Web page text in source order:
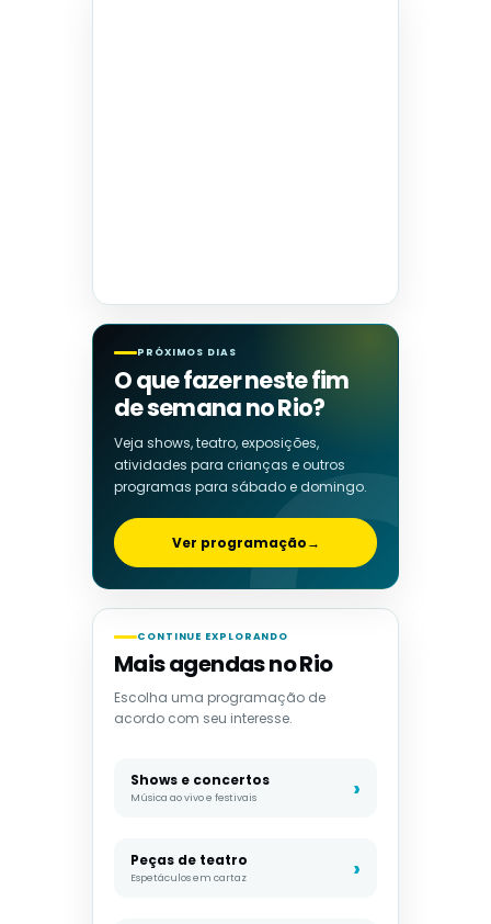
PRÓXIMOS DIAS
O que fazer neste fim
de semana no Rio?
Veja shows, teatro, exposições,
atividades para crianças e outros
programas para sábado e domingo.
Ver programação→
CONTINUE EXPLORANDO
Mais agendas no Rio
Escolha uma programação de
acordo com seu interesse.
Shows e concertos
Música ao vivo e festivais
Peças de teatro
Espetáculos em cartaz